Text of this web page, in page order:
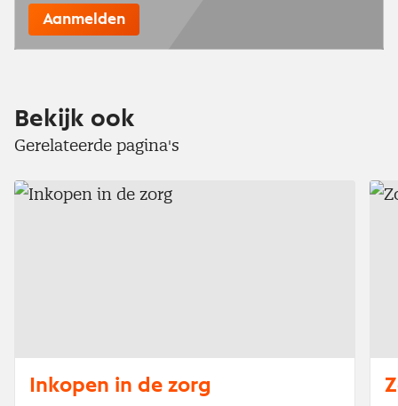
Aanmelden
Bekijk ook
Gerelateerde pagina's
Inkopen in de zorg